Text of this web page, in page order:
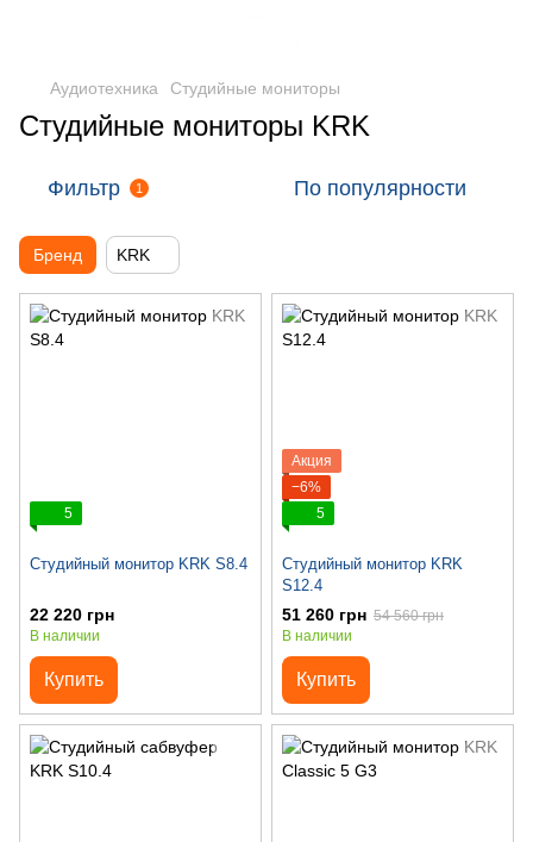
Аудиотехника Студийные мониторы
Студийные мониторы KRK
Фильтр 1 По популярности
Бренд KRK
5
Студийный монитор KRK S8.4
22 220 грн
В наличии
Купить
Акция
−6%
5
Студийный монитор KRK
S12.4
51 260 грн 54 560 грн
В наличии
Купить